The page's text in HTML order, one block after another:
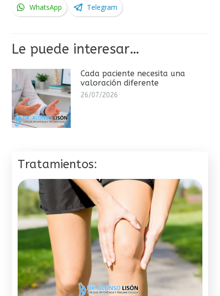
WhatsApp Telegram
Le puede interesar…
Cada paciente necesita una
valoración diferente
26/07/2026
Tratamientos: